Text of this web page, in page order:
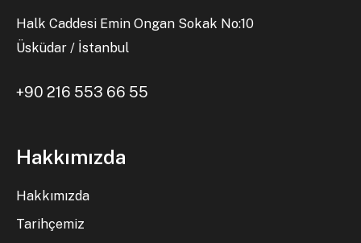
Halk Caddesi Emin Ongan Sokak No:10
Üsküdar / İstanbul
+90 216 553 66 55
Hakkımızda
Hakkımızda
Tarihçemiz